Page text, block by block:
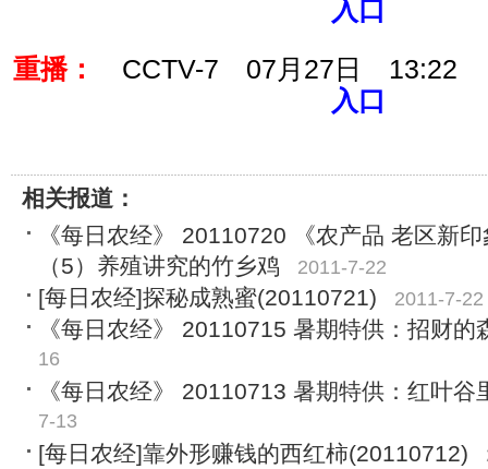
入口
重播：
CCTV-7 07月27日 13:22
入口
相关报道：
《每日农经》 20110720 《农产品 老区新
（5）养殖讲究的竹乡鸡
2011-7-22
[每日农经]探秘成熟蜜(20110721) 2011-7-22
《每日农经》 20110715 暑期特供：招财的
16
《每日农经》 20110713 暑期特供：红叶谷
7-13
[每日农经]靠外形赚钱的西红柿(20110712)